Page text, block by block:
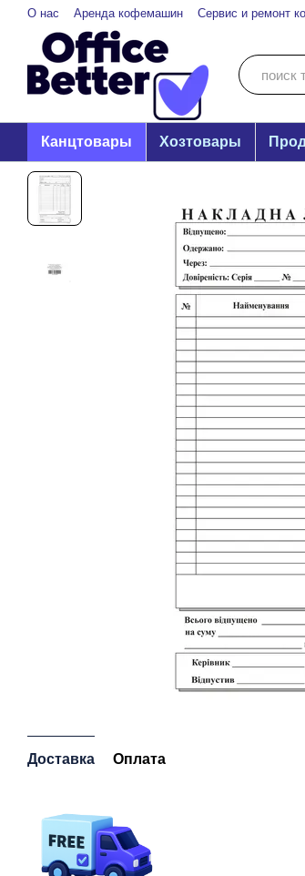
Перейти к основному контенту
О нас Аренда кофемашин Сервис и ремонт
Канцтовары Хозтовары
Доставка Оплата